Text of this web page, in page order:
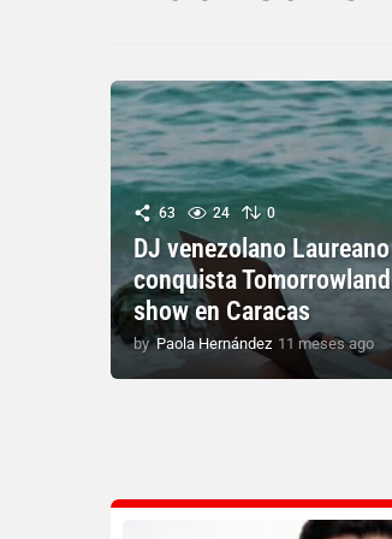
63 24 0
DJ venezolano
conquista
show en Caracas
by Paola Hernández 11 meses ago
a
g